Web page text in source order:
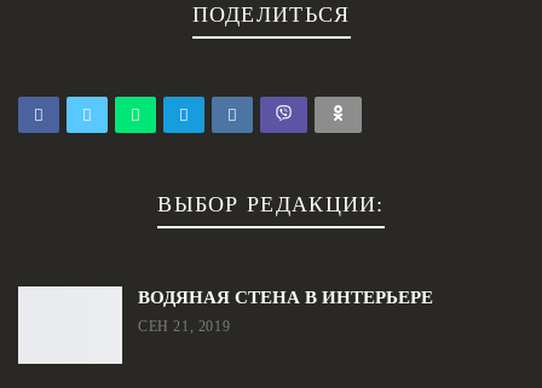
ПОДЕЛИТЬСЯ
ВЫБОР РЕДАКЦИИ:
ВОДЯНАЯ СТЕНА В ИНТЕРЬЕРЕ
СЕН 21, 2019